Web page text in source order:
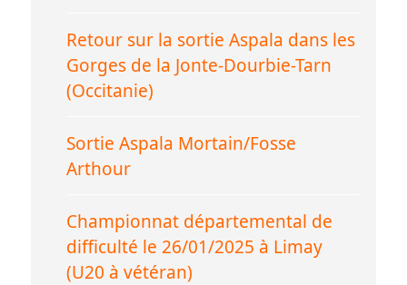
Retour sur la sortie Aspala dans les
Gorges de la Jonte-Dourbie-Tarn
(Occitanie)
Sortie Aspala Mortain/Fosse
Arthour
Championnat départemental de
difficulté le 26/01/2025 à Limay
(U20 à vétéran)